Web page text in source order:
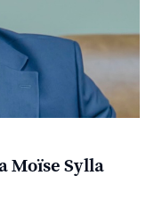
Moïse Sylla